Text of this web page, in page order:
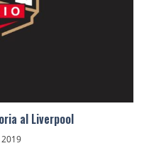
al Liverpool